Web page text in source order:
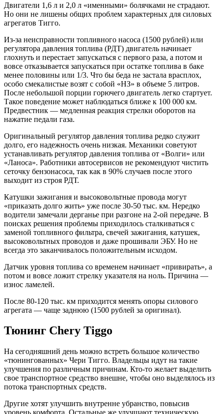
Двигатели 1,6 л и 2,0 л «именными» болячками не страдают.
Но они не лишены общих проблем характерных для силовых
агрегатов Тигго.
Из-за неисправности топливного насоса (1500 рублей) или
регулятора давления топлива (РДТ) двигатель начинает
глохнуть и перестает запускаться с первого раза, а потом и
вовсе отказывается запускаться при остатке топлива в баке
менее половины или 1/3. Что бы беда не застала врасплох,
особо смекалистые возят с собой «НЗ» в объеме 5 литров.
После небольшой порции горючего двигатель легко стартует.
Такое поведение может наблюдаться ближе к 100 000 км.
Предвестник — медленная реакция стрелки оборотов на
нажатие педали газа.
Оригинальный регулятор давления топлива редко служит
долго, его надежность очень низкая. Механики советуют
устанавливать регулятор давления топлива от «Волги» или
«Ланоса». Работники автосервисов не рекомендуют чистить
сеточку бензонасоса, так как в 90% случаев после этого
выходит из строя РДТ.
Катушки зажигания и высоковольтные провода могут
«приказать долго жить» уже после 30-50 тыс. км. Нередко
водители замечали дерганье при разгоне на 2-ой передаче. В
поисках решения проблемы приходилось сталкиваться с
заменой топливного фильтра, свечей зажигания, катушек,
высоковольтных проводов и даже прошивали ЭБУ. Но не
всегда это заканчивалось положительным исходом.
Датчик уровня топлива со временем начинает «привирать», а
потом и вовсе ложит стрелку указателя на ноль. Причина —
износ ламелей.
После 80-120 тыс. км приходится менять опоры силового
агрегата — чаще заднюю (1500 рублей за оригинал).
Тюнинг Chery Tiggo
На сегодняшний день можно встреть большое количество
«тюнингованных» Чери Тигго. Владельцы идут на такие
улучшения по различным причинам. Кто-то желает выделить
свое транспортное средство внешне, чтобы оно выделялось из
потока транспортных средств.
Другие хотят улучшить внутренне убранство, повысив